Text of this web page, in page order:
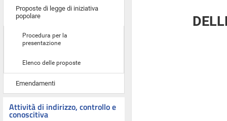
Proposte di legge di iniziativa
popolare
Procedura per la
presentazione
Elenco delle proposte
Emendamenti
Attività di indirizzo, controllo e
conoscitiva